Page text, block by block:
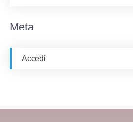
Meta
Accedi